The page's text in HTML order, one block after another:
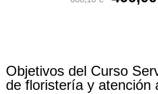
Objetivos del Curso
de floristería y atención